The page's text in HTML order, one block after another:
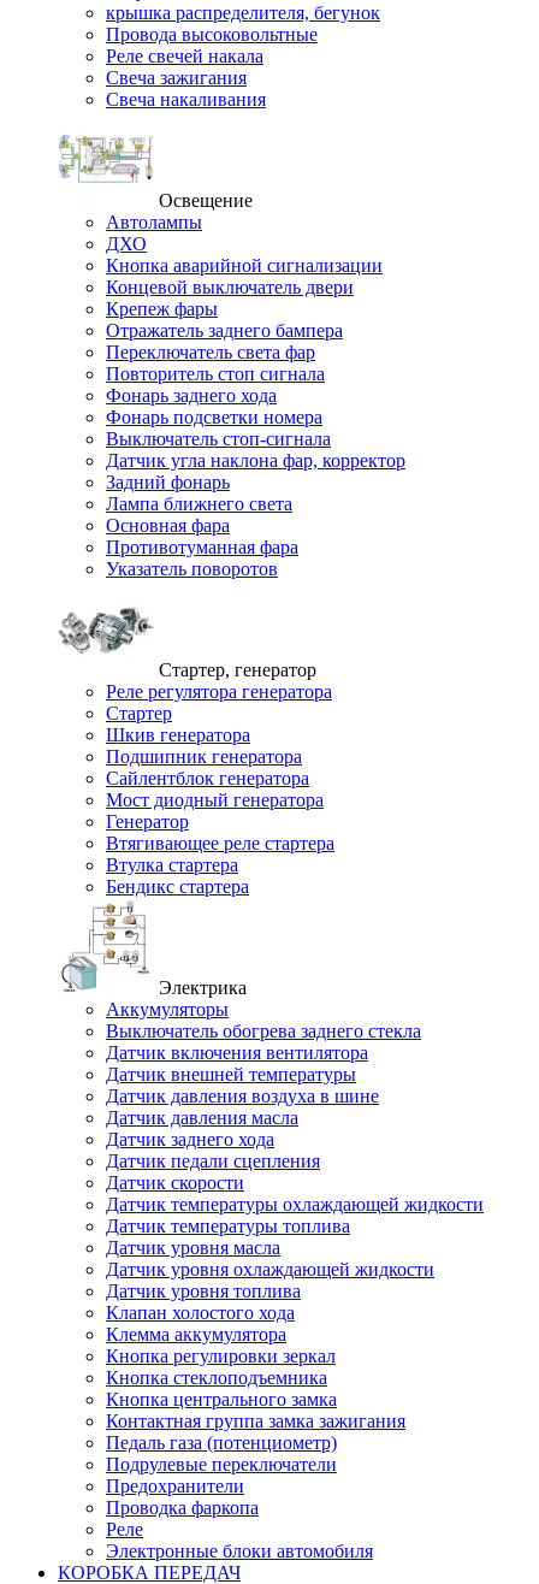
крышка распределителя, бегунок
Провода высоковольтные
Реле свечей накала
Свеча зажигания
Свеча накаливания
Освещение
Автолампы
ДХО
Кнопка аварийной сигнализации
Концевой выключатель двери
Крепеж фары
Отражатель заднего бампера
Переключатель света фар
Повторитель стоп сигнала
Фонарь заднего хода
Фонарь подсветки номера
Выключатель стоп-сигнала
Датчик угла наклона фар, корректор
Задний фонарь
Лампа ближнего света
Основная фара
Противотуманная фара
Указатель поворотов
Стартер, генератор
Реле регулятора генератора
Стартер
Шкив генератора
Подшипник генератора
Сайлентблок генератора
Мост диодный генератора
Генератор
Втягивающее реле стартера
Втулка стартера
Бендикс стартера
Электрика
Аккумуляторы
Выключатель обогрева заднего стекла
Датчик включения вентилятора
Датчик внешней температуры
Датчик давления воздуха в шине
Датчик давления масла
Датчик заднего хода
Датчик педали сцепления
Датчик скорости
Датчик температуры охлаждающей жидкости
Датчик температуры топлива
Датчик уровня масла
Датчик уровня охлаждающей жидкости
Датчик уровня топлива
Клапан холостого хода
Клемма аккумулятора
Кнопка регулировки зеркал
Кнопка стеклоподъемника
Кнопка центрального замка
Контактная группа замка зажигания
Педаль газа (потенциометр)
Подрулевые переключатели
Предохранители
Проводка фаркопа
Реле
Электронные блоки автомобиля
КОРОБКА ПЕРЕДАЧ